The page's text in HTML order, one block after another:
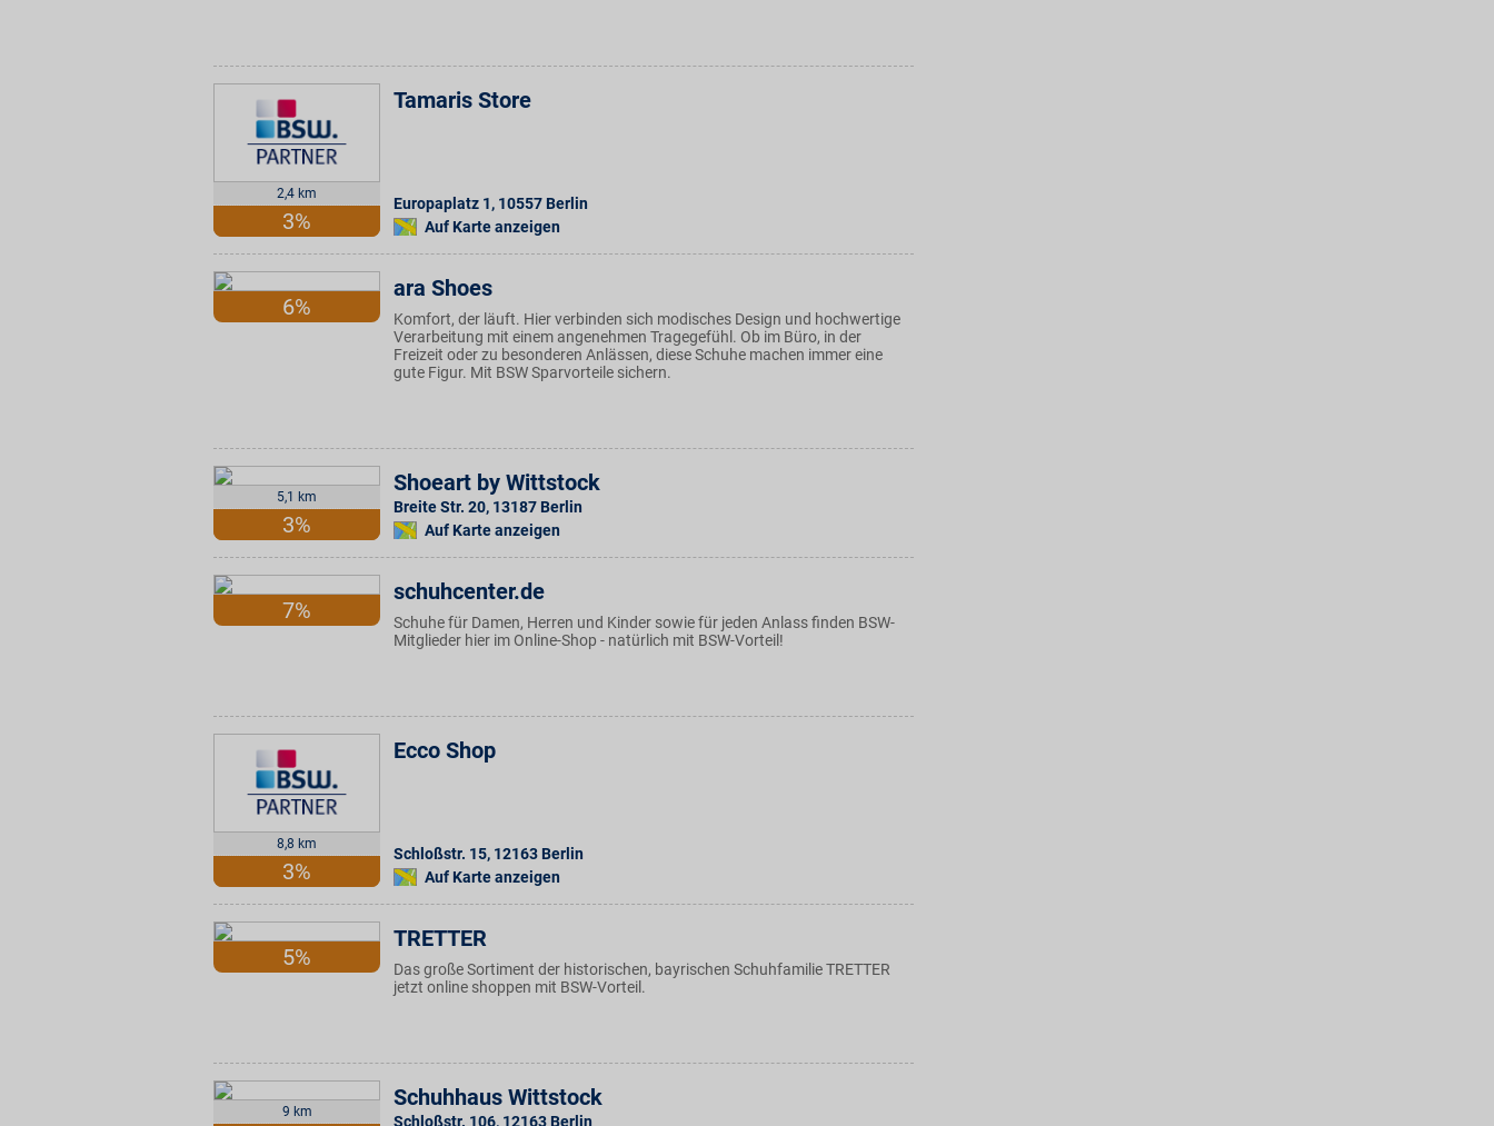
2,4 km
3%
Tamaris Store
Europaplatz 1, 10557 Berlin
Auf Karte anzeigen
6%
ara Shoes
Komfort, der läuft. Hier verbinden sich modisches Design und hochwertige
Verarbeitung mit einem angenehmen Tragegefühl. Ob im Büro, in der
Freizeit oder zu besonderen Anlässen, diese Schuhe machen immer eine
gute Figur. Mit BSW Sparvorteile sichern.
5,1 km
3%
Shoeart by Wittstock
Breite Str. 20, 13187 Berlin
Auf Karte anzeigen
7%
schuhcenter.de
Schuhe für Damen, Herren und Kinder sowie für jeden Anlass finden BSW-
Mitglieder hier im Online-Shop - natürlich mit BSW-Vorteil!
8,8 km
3%
Ecco Shop
Schloßstr. 15, 12163 Berlin
Auf Karte anzeigen
5%
TRETTER
Das große Sortiment der historischen, bayrischen Schuhfamilie TRETTER
jetzt online shoppen mit BSW-Vorteil.
9 km
Schuhhaus Wittstock
Schloßstr. 106, 12163 Berlin